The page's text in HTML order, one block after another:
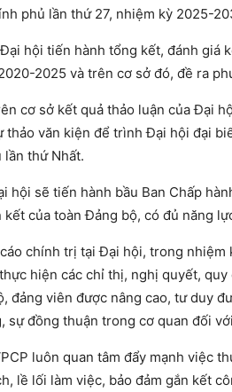
phủ lần thứ 27, nhiệm kỳ 2025-
hội tiến hành tổng kết, đánh giá
2025 và trên cơ sở đó, đề ra
cơ sở kết quả thảo luận của Đại
thảo văn kiện để trình Đại hội đại
lần thứ Nhất.
hội sẽ tiến hành bầu Ban Chấp
kết của toàn Đảng bộ, có đủ năng
chính trị tại Đại hội, trong
hiện các chỉ thị, nghị quyết,
đảng viên được nâng cao, tư duy
sự đồng thuận trong cơ quan đối
luôn quan tâm đẩy mạnh việc
lề lối làm việc, bảo đảm gắn kết